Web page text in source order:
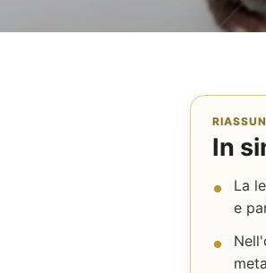
In
La
e